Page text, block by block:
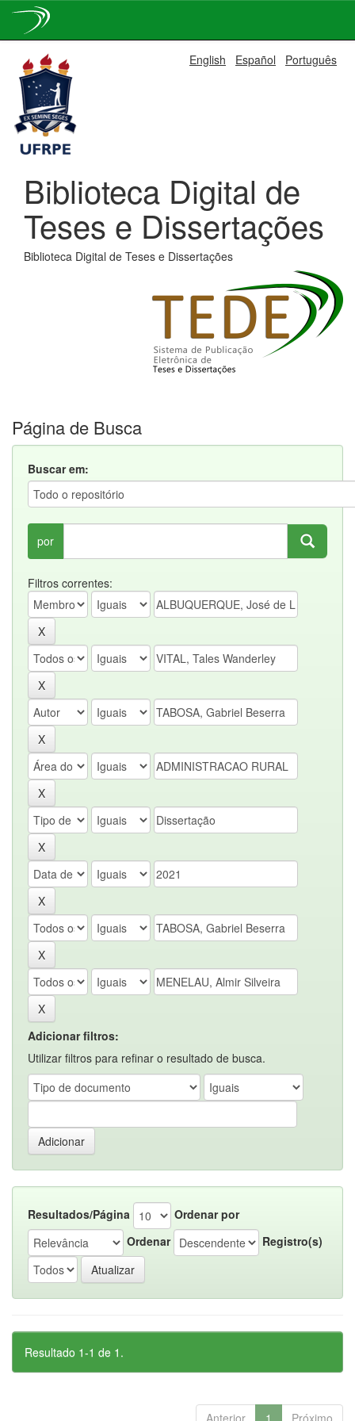
navigation
English Español Português
Biblioteca Digital de
Teses e Dissertações
Biblioteca Digital de Teses e Dissertações
Página de Busca
Buscar em:
por
Filtros correntes:
Adicionar filtros:
Utilizar filtros para refinar o resultado de busca.
Resultados/Página
Ordenar por
Ordenar
Registro(s)
Resultado 1-1 de 1.
Anterior 1 Próximo